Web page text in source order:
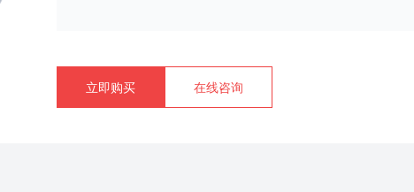
立即购买 在线咨询